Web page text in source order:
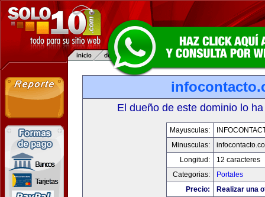
El dueño de este dominio lo
Mayusculas:
Minusculas:
Longitud:
12 caracteres
Categorias:
Portales
Precio:
Realizar una